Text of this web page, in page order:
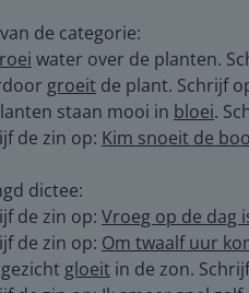
de categorie:
water over de planten.
groeit de plant. Schrijf
staan mooi in bloei.
de zin op: Kim snoeit de
dictee:
de zin op: Vroeg op de dag
de zin op: Om twaalf uur
gloeit in de zon.